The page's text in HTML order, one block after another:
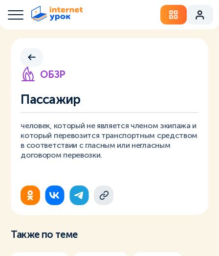
ОБЗР
Пассажир
человек, который не является членом экипажа и
который перевозится транспортным средством
в соответствии с гласным или негласным
договором перевозки.
Также по теме